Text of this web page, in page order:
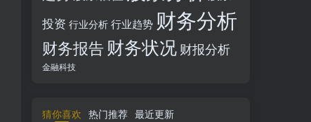
投资 行业分析 行业趋势 财务分析
财务报告 财务状况财报分析
金融科技
猜你喜欢 热门推荐 最近更新